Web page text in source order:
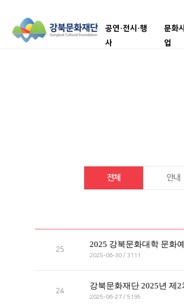
공연·전시·행
사
문화
업
전체 안내
25
2025 강북문화대학 문화
2025-06-30 / 3111
24
강북문화재단 2025년 제
2025-06-27 / 5195